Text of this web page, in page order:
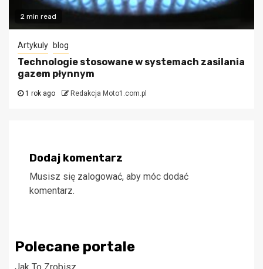
2 min read
Artykuly blog
Technologie stosowane w systemach zasilania
gazem płynnym
1 rok ago Redakcja Moto1.com.pl
Dodaj komentarz
Musisz się zalogować, aby móc dodać
komentarz.
Polecane portale